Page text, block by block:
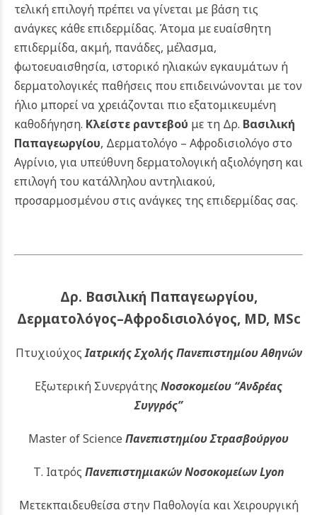
τελική επιλογή πρέπει να γίνεται με βάση τις
ανάγκες κάθε επιδερμίδας. Άτομα με ευαίσθητη
επιδερμίδα, ακμή, πανάδες, μέλασμα,
φωτοευαισθησία, ιστορικό ηλιακών εγκαυμάτων ή
δερματολογικές παθήσεις που επιδεινώνονται με τον
ήλιο μπορεί να χρειάζονται πιο εξατομικευμένη
καθοδήγηση. Κλείστε ραντεβού με τη Δρ. Βασιλική
Παπαγεωργίου, Δερματολόγο – Αφροδισιολόγο στο
Αγρίνιο, για υπεύθυνη δερματολογική αξιολόγηση και
επιλογή του κατάλληλου αντηλιακού,
προσαρμοσμένου στις ανάγκες της επιδερμίδας σας.
Δρ. Βασιλική Παπαγεωργίου,
Δερματολόγος–Αφροδισιολόγος, MD, MSc
ΠτυχιούχοςΙατρικής Σχολής Πανεπιστημίου Αθηνών
Εξωτερική Συνεργάτης Νοσοκομείου “Ανδρέας
Συγγρός”
Master of Science Πανεπιστημίου Στρασβούργου
Τ. Ιατρός Πανεπιστημιακών Νοσοκομείων Lyon
Μετεκπαιδευθείσα στην Παθολογία και Χειρουργική